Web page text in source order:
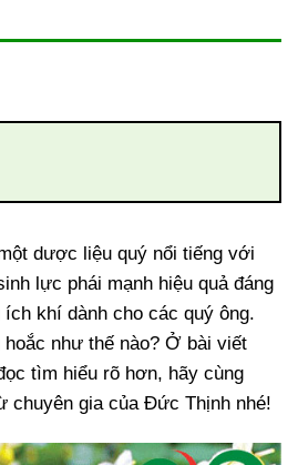
dược liệu quý nổi tiếng với
lực phái mạnh hiệu quả đáng
khí dành cho các quý ông.
như thế nào? Ở bài viết
tìm hiểu rõ hơn, hãy cùng
chuyên gia của Đức Thịnh nhé!